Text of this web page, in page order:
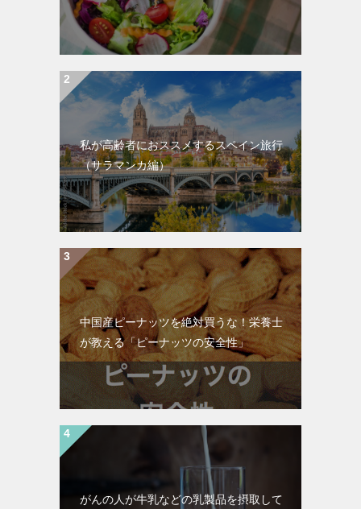
私が高齢者におススメするスペイン旅行
（サラマンカ編）
中国産ピーナッツを絶対買うな！栄養士
が教える「ピーナッツの安全性」
がんの人が牛乳などの乳製品を摂取して